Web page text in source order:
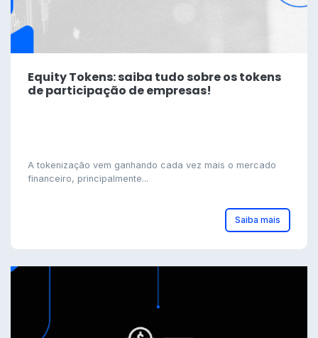
Equity Tokens: saiba tudo sobre os tokens
de participação de empresas!
A tokenização vem ganhando cada vez mais o mercado
financeiro, principalmente...
Saiba mais